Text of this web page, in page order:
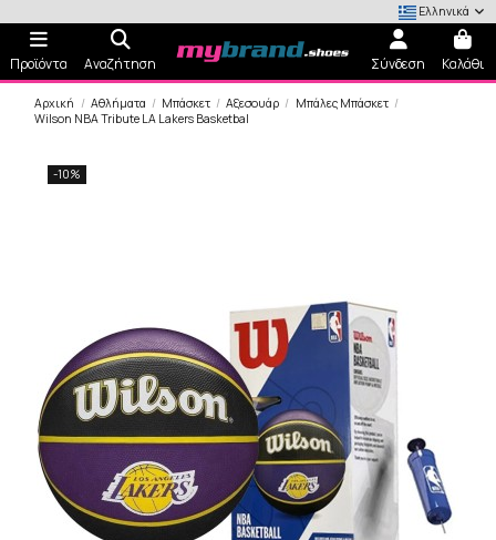
Ελληνικά
Προϊόντα Αναζήτηση Σύνδεση Καλάθι
Αρχική Αθλήματα Μπάσκετ Αξεσουάρ
Μπάλες Μπάσκετ
Wilson NBA Tribute LA Lakers Basketbal
-10%